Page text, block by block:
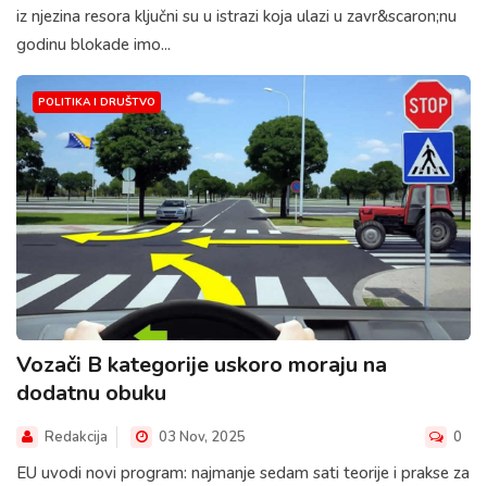
iz njezina resora ključni su u istrazi koja ulazi u zavr&scaron;nu
godinu blokade imo...
POLITIKA I DRUŠTVO
Vozači B kategorije uskoro moraju na
dodatnu obuku
Redakcija 03 Nov, 2025 0
EU uvodi novi program: najmanje sedam sati teorije i prakse za